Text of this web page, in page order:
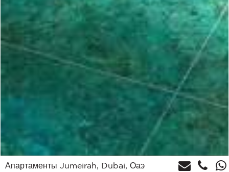
Апартаменты Jumeirah, Dubai, Оаэ